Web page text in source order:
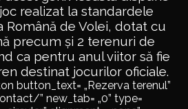
realizat la standardele
Română de Volei, dotat cu
precum și 2 terenuri de
ca pentru anul viitor să fie
destinat jocurilor oficiale.
button_text= „Rezerva terenul”
” new_tab= „0” type=